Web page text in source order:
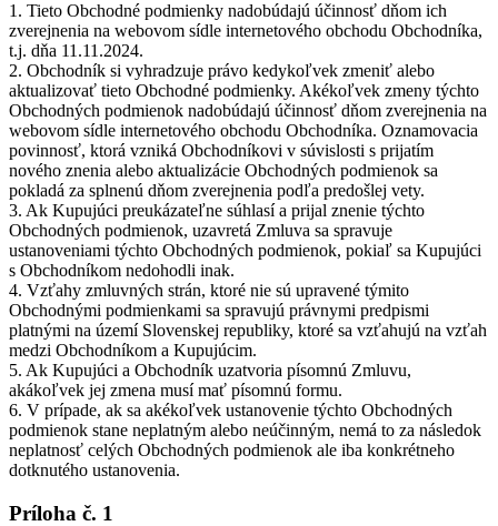
1. Tieto Obchodné podmienky nadobúdajú účinnosť dňom ich
zverejnenia na webovom sídle internetového obchodu Obchodníka,
t.j. dňa 11.11.2024.
2. Obchodník si vyhradzuje právo kedykoľvek zmeniť alebo
aktualizovať tieto Obchodné podmienky. Akékoľvek zmeny týchto
Obchodných podmienok nadobúdajú účinnosť dňom zverejnenia na
webovom sídle internetového obchodu Obchodníka. Oznamovacia
povinnosť, ktorá vzniká Obchodníkovi v súvislosti s prijatím
nového znenia alebo aktualizácie Obchodných podmienok sa
pokladá za splnenú dňom zverejnenia podľa predošlej vety.
3. Ak Kupujúci preukázateľne súhlasí a prijal znenie týchto
Obchodných podmienok, uzavretá Zmluva sa spravuje
ustanoveniami týchto Obchodných podmienok, pokiaľ sa Kupujúci
s Obchodníkom nedohodli inak.
4. Vzťahy zmluvných strán, ktoré nie sú upravené týmito
Obchodnými podmienkami sa spravujú právnymi predpismi
platnými na území Slovenskej republiky, ktoré sa vzťahujú na vzťah
medzi Obchodníkom a Kupujúcim.
5. Ak Kupujúci a Obchodník uzatvoria písomnú Zmluvu,
akákoľvek jej zmena musí mať písomnú formu.
6. V prípade, ak sa akékoľvek ustanovenie týchto Obchodných
podmienok stane neplatným alebo neúčinným, nemá to za následok
neplatnosť celých Obchodných podmienok ale iba konkrétneho
dotknutého ustanovenia.
Príloha č. 1